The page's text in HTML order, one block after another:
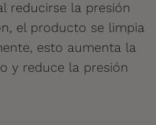
reducirse la presión
el producto se limpia
esto aumenta la
y reduce la presión